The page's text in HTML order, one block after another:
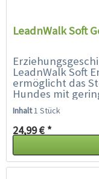
LeadnWalk Soft
LeadnWalk Soft
ermöglicht das
Hundes mit
einen Blick:
Inhalt1 Stück
24,99 € *